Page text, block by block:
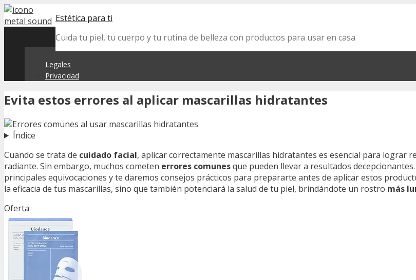
Skip
to
Estética para ti
Cuida tu piel, tu cuerpo y tu rutina de belleza con productos para usar en casa
Legales
Privacidad
Evita estos errores al aplicar mascarillas hidratantes
Índice
Cuando se trata de cuidado facial, aplicar correctamente mascarillas hidratantes es esencial para lograr
radiante. Sin embargo, muchos cometen errores comunesque pueden llevar a resultados
principales equivocaciones y te daremos consejos prácticos para prepararte antes de aplicar estos
la eficacia de tus mascarillas, sino que también potenciará la salud de tu piel, brindándote un rostro más
Oferta